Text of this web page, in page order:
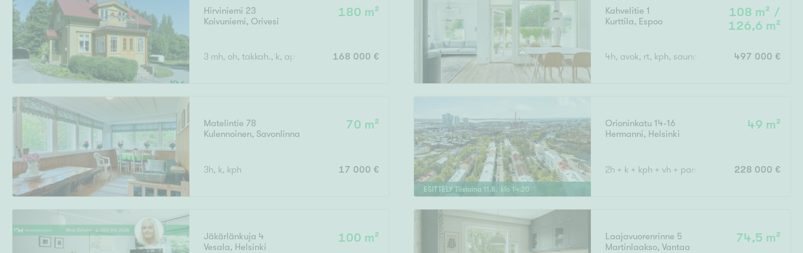
Ominaisuudet
Järvi- tai merinäköala
Hirviniemi 23
Koivuniemi, Orivesi
180 m²
3 mh, oh, takkah., k, apuk., wc, kph, s, eteinen x 2, kuisti
168 000 €
Kahvelitie 1
Kurttila, Espoo
108 m² /
126,6 m²
4h, avok, rt, kph, sauna, erillinen wc, khh,
497 000 €
Matelintie 78
Kulennoinen, Savonlinna
70 m²
3h, k, kph 17 000 €
ESITTELY Tiistaina 11 .8. klo 14:20
Orioninkatu 14-16
Hermanni, Helsinki
49 m²
2h + k + kph + vh + parveke 228 000 €
Jäkärlänkuja 4
Vesala, Helsinki
100 m²
Laajavuorenrinne 5
Martinlaakso,Vantaa
74,5 m²